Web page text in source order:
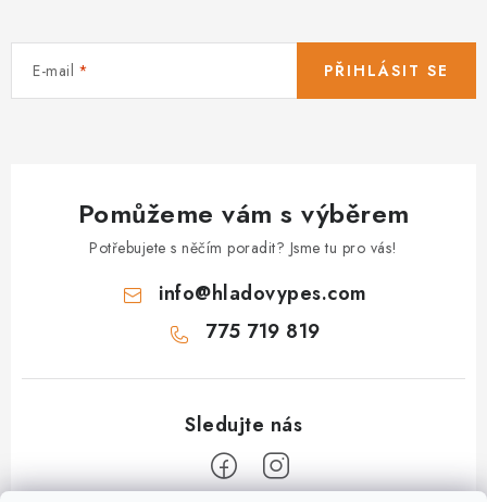
E-mail PŘIHLÁSIT SE
Pomůžeme vám s výběrem
Potřebujete s něčím poradit? Jsme tu pro vás!
info@hladovypes.com
775 719 819